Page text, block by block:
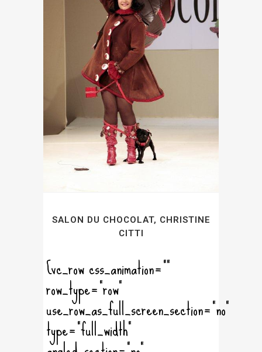
SALON DU CHOCOLAT, CHRISTINE
CITTI
[vc_row css_animation=""
row_type="row"
use_row_as_full_screen_section="no"
type="full_width"